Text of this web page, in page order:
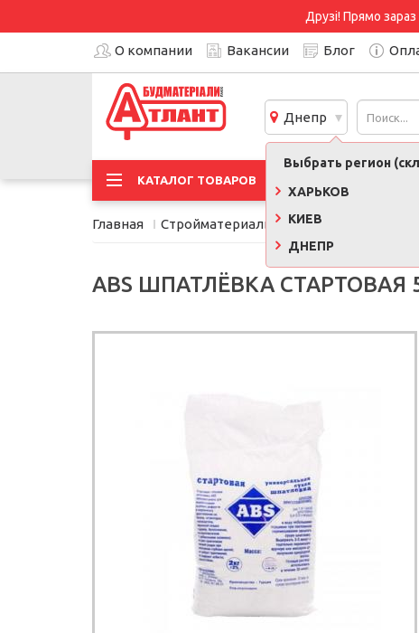
Друзі! Прямо
О компании Вакансии Блог
Днепр
Выбрать регион
ХАРЬКОВ
КИЕВ
ДНЕПР
КАТАЛОГ ТОВАРОВ
Главная Стройматериалы Сухие смеси, клеи
ABS ШПАТЛЁВКА СТАРТОВАЯ